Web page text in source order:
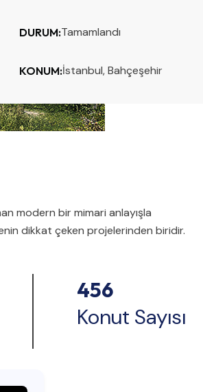
DURUM:Tamamlandı
KONUM:İstanbul, Bahçeşehir
modern bir mimari anlayışla
dikkat çeken projelerinden biridir.
456
Konut Sayısı